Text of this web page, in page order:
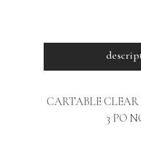
CARTABLE
3 PO